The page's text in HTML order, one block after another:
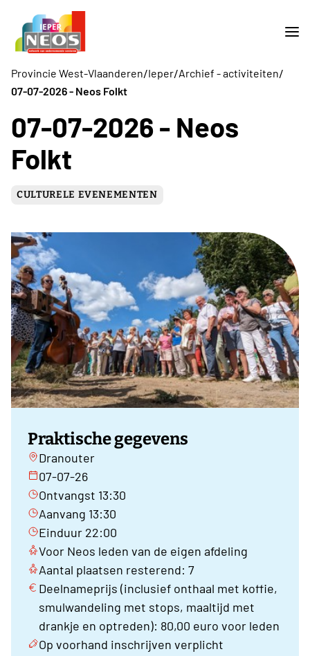
Provincie West-Vlaanderen/Ieper/Archief - activiteiten/
07-07-2026 - Neos Folkt
07-07-2026 - Neos
Folkt
CULTURELE EVENEMENTEN
Praktische gegevens
Dranouter
07-07-26
Ontvangst 13:30
Aanvang 13:30
Einduur 22:00
Voor Neos leden van de eigen afdeling
Aantal plaatsen resterend: 7
Deelnameprijs (inclusief onthaal met koffie,
smulwandeling met stops, maaltijd met
drankje en optreden): 80,00 euro voor leden
Op voorhand inschrijven verplicht